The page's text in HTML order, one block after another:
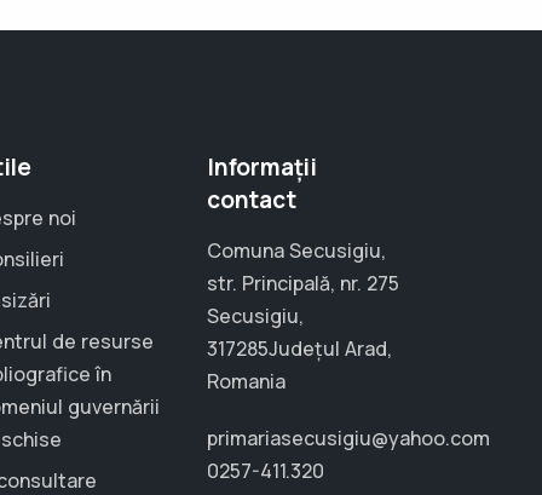
noi
de resurse
în
guvernării
Informații
contact
Comuna Secusigiu,
str. Principală, nr. 275
Secusigiu,
317285Județul Arad,
Romania
primariasecusigiu@yahoo.com
0257-411.320